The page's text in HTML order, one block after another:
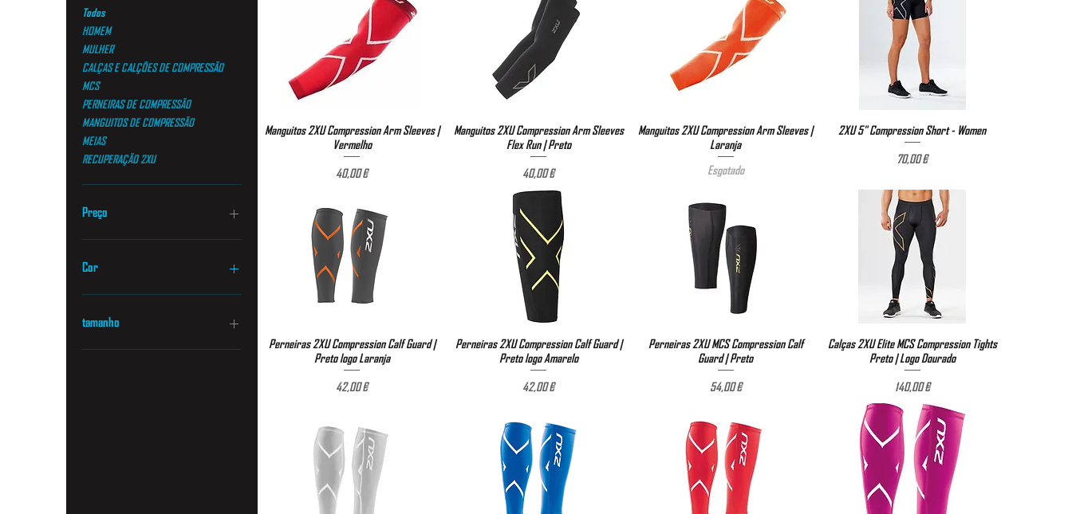
Todos
HOMEM
MULHER
CALÇAS E CALÇÕES DE COMPRESSÃO
MCS
PERNEIRAS DE COMPRESSÃO
MANGUITOS DE COMPRESSÃO
MEIAS
RECUPERAÇÃO 2XU
Preço
€ 40
Cor
tamanho
L
Visualização rápida
Manguitos 2XU Compression Arm Sleeves |
Vermelho
Preço
40,00 €
Visualização rápida
Manguitos 2XU Compression Arm Sleeves
Flex Run | Preto
Preço
40,00 €
Visualização rápida
Manguitos 2XU Compression Arm Sleeves |
Laranja
Esgotado
Visualização rápida
2XU 5" Compression Short - Women
Preço
70,00 €
Visualização rápida
Perneiras 2XU Compression Calf Guard |
Preto logo Laranja
Preço
42,00 €
Visualização rápida
Perneiras 2XU Compression Calf Guard |
Preto logo Amarelo
Preço
42,00 €
Visualização rápida
Perneiras 2XU MCS Compression Calf
Guard | Preto
Preço
54,00 €
Visualização rápida
Calças 2XU Elite MCS Compression Tights
Preto | Logo Dourado
Preço
140,00 €